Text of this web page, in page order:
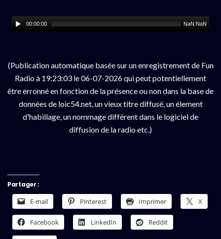
00:00:00 NaN:NaN
(Publication automatique basée sur un enregistrement de Fun
Radio à 19:23:03 le 06-07-2026 qui peut potentiellement
être erronné en fonction de la présence ou non dans la base de
données de loic54.net, un vieux titre diffusé, un élement
d'habillage, un nommage différent dans le logiciel de
diffusion de la radio etc.)
Partager :
E-mail Pinterest Imprimer X
Facebook LinkedIn Reddit